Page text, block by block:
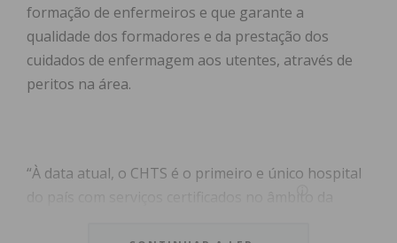
formação de enfermeiros e que garante a
qualidade dos formadores e da prestação dos
cuidados de enfermagem aos utentes, através de
peritos na área.
“À data atual, o CHTS é o primeiro e único hospital